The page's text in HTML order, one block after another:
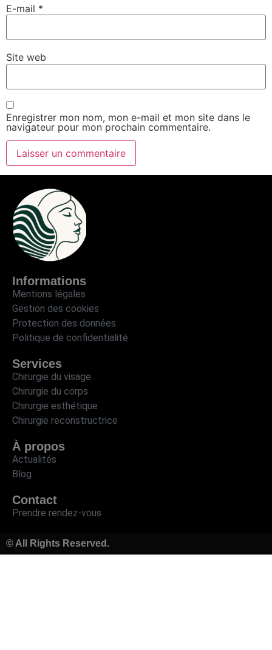
E-mail *
Site web
Enregistrer mon nom, mon e-mail et mon site dans le
navigateur pour mon prochain commentaire.
Informations
Mentions légales
Gestion des cookies
Protection des données
Politique de confidentialité
Services
Chirurgie du visage
Chirurgie du corps
Chirurgie esthétique
Chirurgie reconstructrice
À propos
Actualités
Blog
Contact
Prendre rendez-vous
© All Rights Reserved.